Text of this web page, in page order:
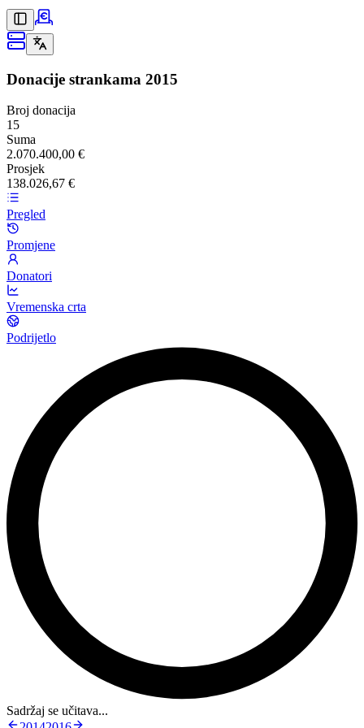
Donacije strankama 2015
Broj donacija
15
Suma
2.070.400,00 €
Prosjek
138.026,67 €
Pregled
Promjene
Donatori
Vremenska crta
Podrijetlo
Sadržaj se učitava...